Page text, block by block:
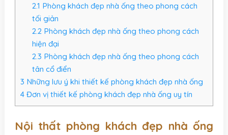
2.1 Phòng khách đẹp nhà ống theo phong cách
tối giản
2.2Phòng khách đẹp nhà ống theo phong cách
hiện đại
2.3 Phòng khách đẹp nhà ống theo phong cách
tân cổ điển
3 Những lưu ý khi thiết kế phòng khách đẹp nhà ống
4Đơn vị thiết kế phòng khách đẹp nhà ống uy tín
Nội thất phòng khách đẹp nhà ống